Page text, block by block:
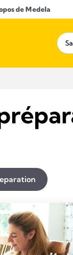
de Medela